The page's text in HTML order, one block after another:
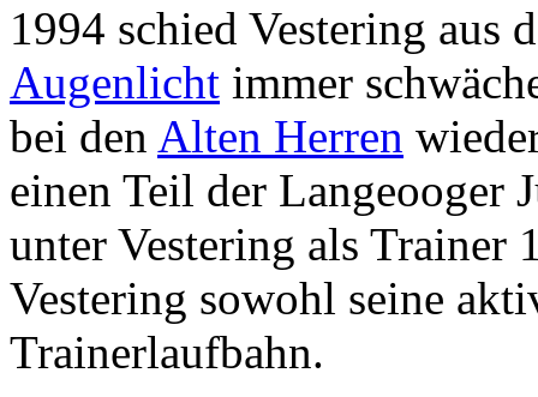
1994 schied Vestering aus
Augenlicht immer
bei den Alten Herren
einen Teil der Langeooger
unter Vestering als Trainer
Vestering sowohl seine
Trainerlaufbahn.